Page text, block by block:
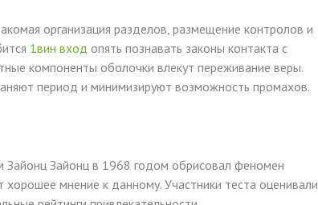
организация разделов, размещение контролов и
1вин вход опять познавать законы контакта с
компоненты оболочки влекут переживание веры.
период и минимизируют возможность промахов.
Зайонц в 1968 годом обрисовал феномен
хорошее мнение к данному. Участники теста оценивали